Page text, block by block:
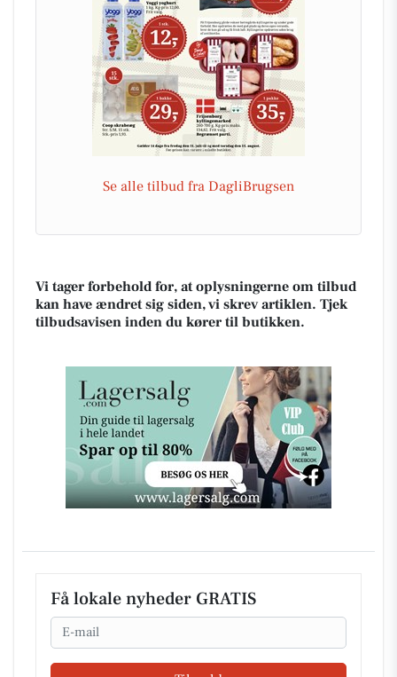
Se alle tilbud fra DagliBrugsen
Vi tager forbehold for, at oplysningerne om tilbud
kan have ændret sig siden, vi skrev artiklen. Tjek
tilbudsavisen inden du kører til butikken.
Få lokale nyheder GRATIS
Email